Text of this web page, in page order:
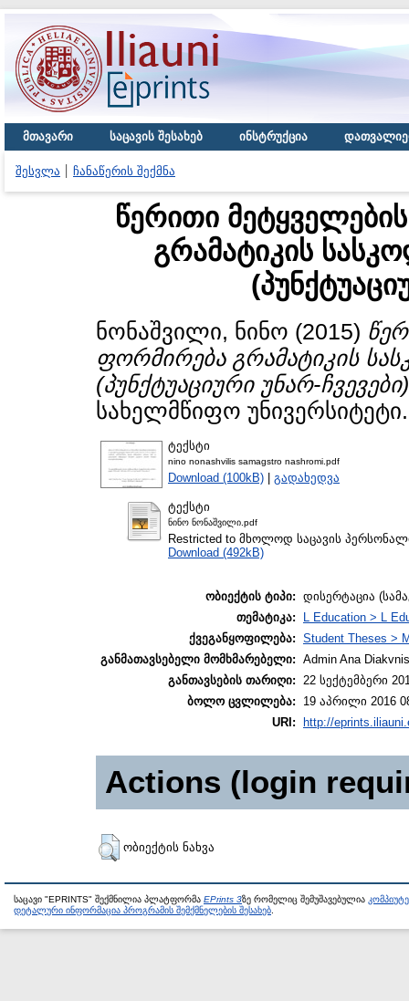
მთავარი საცავის შესახებ ინსტრუქცია
შესვლა ჩანაწერის შექმნა
წერითი
გრამატიკის
ნონაშვილი, ნინო (2015)
ფორმირება გრამატიკის
(პუნქტუაციური უნარ-
სახელმწიფო უნივერსიტეტი.
ტექსტი
nino nonashvilis samagstro nashromi.pdf
Download (100kB) | გადახედვა
ტექსტი
ნინო ნონაშვილი.pdf
Restricted to მხოლოდ საცავის
Download (492kB)
ობიექტის ტიპი: დისერტაცია
თემატიკა:
L Education > L
ქვეგანყოფილება: Student Theses >
განმათავსებელი მომხმარებელი: Admin Ana
განთავსების თარიღი: 22 სექტემბერი
ბოლო ცვლილება:
19 აპრილი 2016
URI:
http://
Actions (login
ობიექტის ნახვა
საცავი "EPRINTS" შექმნილია პლატფორმა EPrints 3ზე რომელიც შემუშავებულია
დეტალური ინფორმაცია პროგრამის შემქმნელების შესახებ.